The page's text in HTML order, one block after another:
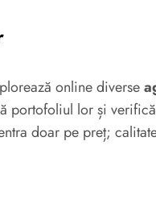
online diverse
portofoliul lor și
doar pe preț;